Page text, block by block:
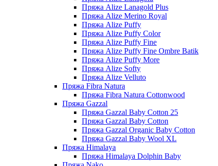
Пряжа Alize Lanagold Plus
Пряжа Alize Merino Royal
Пряжа Alize Puffy
Пряжа Alize Puffy Color
Пряжа Alize Puffy Fine
Пряжа Alize Puffy Fine Ombre Batik
Пряжа Alize Puffy More
Пряжа Alize Softy
Пряжа Alize Velluto
Пряжа Fibra Natura
Пряжа Fibra Natura Cottonwood
Пряжа Gazzal
Пряжа Gazzal Baby Cotton 25
Пряжа Gazzal Baby Cotton
Пряжа Gazzal Organic Baby Cotton
Пряжа Gazzal Baby Wool XL
Пряжа Himalaya
Пряжа Himalaya Dolphin Baby